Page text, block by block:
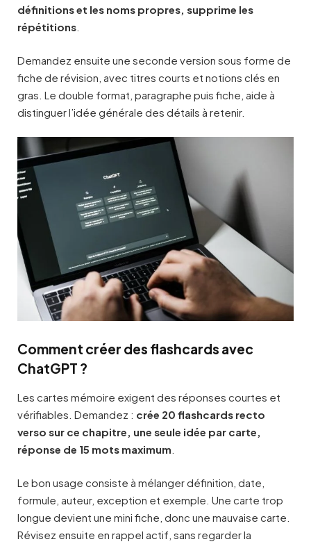
définitions et les noms propres, supprime les
répétitions
Demandez ensuite une seconde version sous forme de
fiche de révision, avec titres courts et notions clés en
gras. Le double format, paragraphe puis fiche, aide à
distinguer l’idée générale des détails à retenir.
Comment créer des flashcards avec
ChatGPT ?
Les cartes mémoire exigent des réponses courtes et
vérifiables. Demandez : crée 20 flashcards recto
verso sur ce chapitre, une seule idée par carte,
réponse de 15 mots maximum
Le bon usage consiste à mélanger définition, date,
formule, auteur, exception et exemple. Une carte trop
longue devient une mini fiche, donc une mauvaise carte.
Révisez ensuite en rappel actif, sans regarder la